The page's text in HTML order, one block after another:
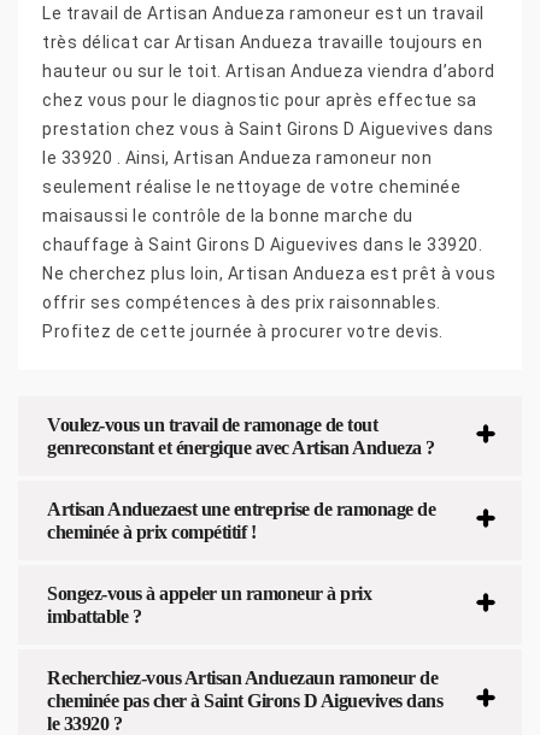
Le travail de Artisan Andueza ramoneur est un travail
très délicat car Artisan Andueza travaille toujours en
hauteur ou sur le toit. Artisan Andueza viendra d’abord
chez vous pour le diagnostic pour après effectue sa
prestation chez vous à Saint Girons D Aiguevives dans
le 33920 . Ainsi, Artisan Andueza ramoneur non
seulement réalise le nettoyage de votre cheminée
maisaussi le contrôle de la bonne marche du
chauffage à Saint Girons D Aiguevives dans le 33920.
Ne cherchez plus loin, Artisan Andueza est prêt à vous
offrir ses compétences à des prix raisonnables.
Profitez de cette journée à procurer votre devis.
Voulez-vous un travail de ramonage de tout
genreconstant et énergique avec Artisan Andueza ?
Artisan Anduezaest une entreprise de ramonage de
cheminée à prix compétitif !
Songez-vous à appeler un ramoneur à prix
imbattable ?
Recherchiez-vous Artisan Anduezaun ramoneur de
cheminée pas cher à Saint Girons D Aiguevives dans
le 33920 ?